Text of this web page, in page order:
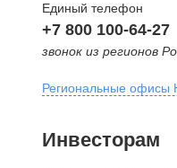
Единый телефон
+7 800 100-64-27
звонок из регионов
Региональные офисы
внутригородская
Инвесторам